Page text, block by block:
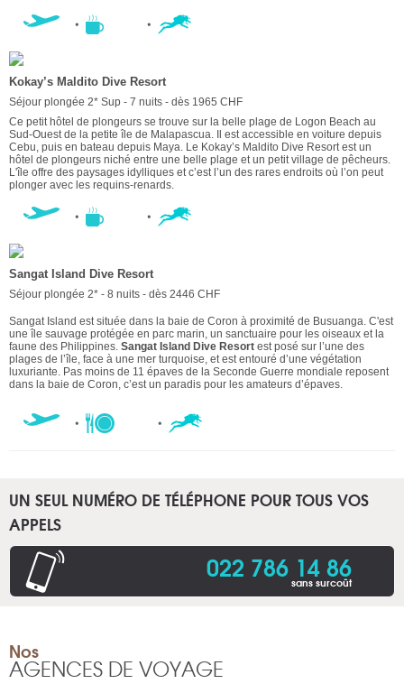
Kokay’s Maldito Dive Resort
Séjour plongée 2* Sup - 7 nuits - dès 1965 CHF
Ce petit hôtel de plongeurs se trouve sur la belle plage de Logon Beach au
Sud-Ouest de la petite île de Malapascua. Il est accessible en voiture depuis
Cebu, puis en bateau depuis Maya. Le Kokay’s Maldito Dive Resort est un
hôtel de plongeurs niché entre une belle plage et un petit village de pêcheurs.
L'île offre des paysages idylliques et c’est l’un des rares endroits où l’on peut
plonger avec les requins-renards.
Sangat Island Dive Resort
Séjour plongée 2* - 8 nuits - dès 2446 CHF
Sangat Island est située dans la baie de Coron à proximité de Busuanga. C'est
une île sauvage protégée en parc marin, un sanctuaire pour les oiseaux et la
faune des Philippines. Sangat Island Dive Resort est posé sur l’une des
plages de l’île, face à une mer turquoise, et est entouré d’une végétation
luxuriante. Pas moins de 11 épaves de la Seconde Guerre mondiale reposent
dans la baie de Coron, c’est un paradis pour les amateurs d’épaves.
UN SEUL NUMÉRO DE TÉLÉPHONE POUR TOUS VOS
APPELS
022 786 14 86
sans surcoût
Nos
AGENCES DE VOYAGE